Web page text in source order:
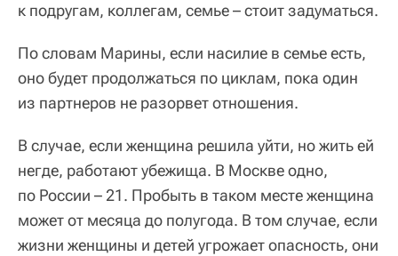
к подругам, коллегам, семье – стоит задуматься.
По словам Марины, если насилие в семье есть,
оно будет продолжаться по циклам, пока один
из партнеров не разорвет отношения.
В случае, если женщина решила уйти, но жить ей
негде, работают убежища. В Москве одно,
по России – 21. Пробыть в таком месте женщина
может от месяца до полугода. В том случае, если
жизни женщины и детей угрожает опасность, они